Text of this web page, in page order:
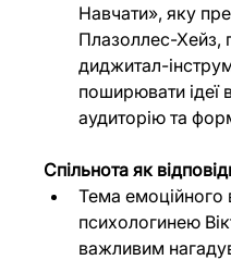
Навчати», яку
Плазоллес-Хейз,
диджитал-
поширювати ідеї
аудиторію та
Спільнота як
Тема емоційного
психологинею
важливим